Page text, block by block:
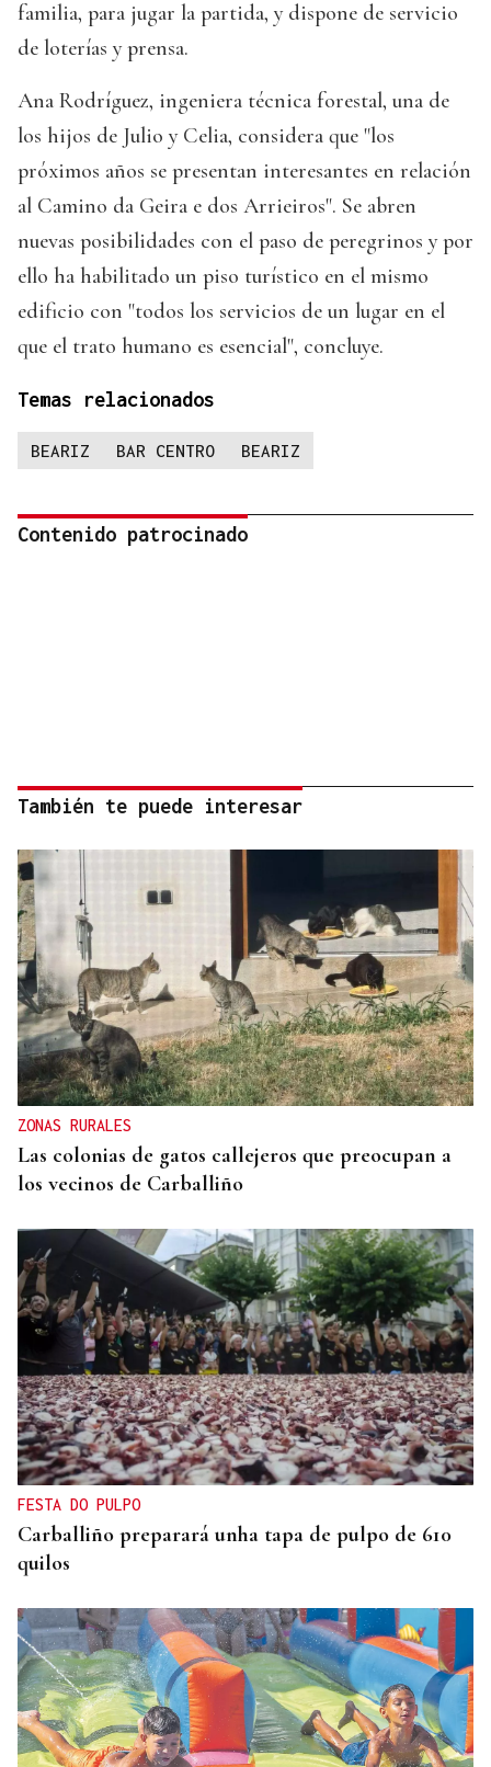
familia, para jugar la partida, y dispone de servicio
de loterías y prensa.
Ana Rodríguez, ingeniera técnica forestal, una de
los hijos de Julio y Celia, considera que "los
próximos años se presentan interesantes en relación
al Camino da Geira e dos Arrieiros". Se abren
nuevas posibilidades con el paso de peregrinos y por
ello ha habilitado un piso turístico en el mismo
edificio con "todos los servicios de un lugar en el
que el trato humano es esencial", concluye.
Temas relacionados
BEARIZ BAR CENTRO BEARIZ
Contenido patrocinado
También te puede interesar
ZONAS RURALES
Las colonias de gatos callejeros que preocupan a
los vecinos de Carballiño
FESTA DO PULPO
Carballiño preparará unha tapa de pulpo de 610
quilos